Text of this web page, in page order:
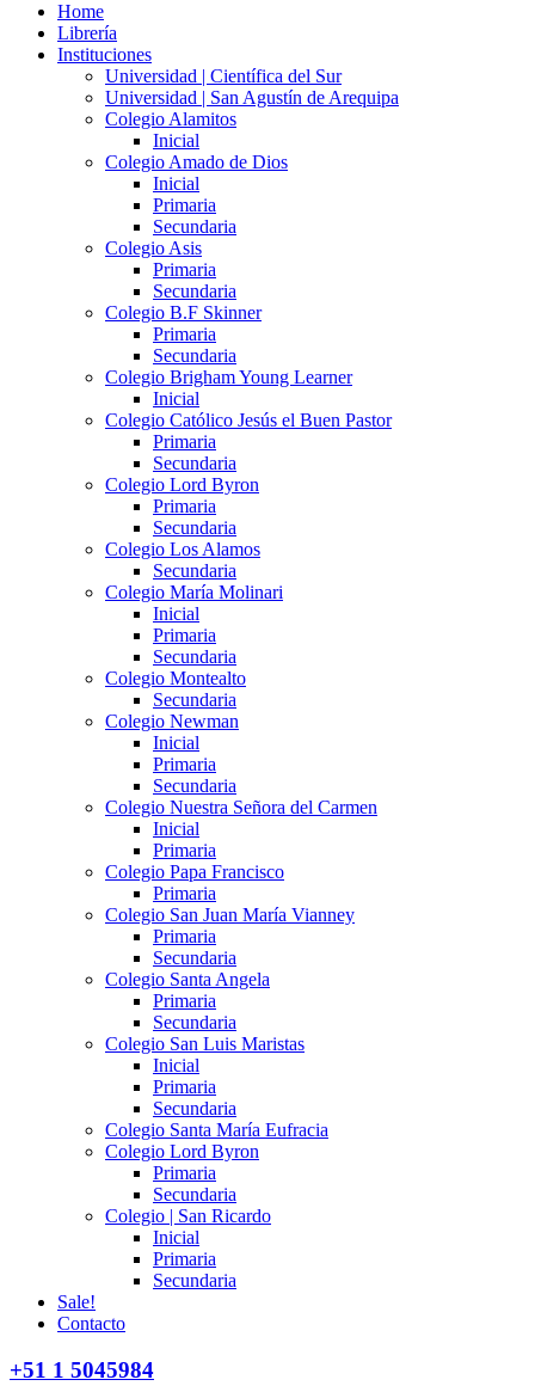
Home
Librería
Instituciones
Universidad | Científica del Sur
Universidad | San Agustín de Arequipa
Colegio Alamitos
Inicial
Colegio Amado de Dios
Inicial
Primaria
Secundaria
Colegio Asis
Primaria
Secundaria
Colegio B.F Skinner
Primaria
Secundaria
Colegio Brigham Young Learner
Inicial
Colegio Católico Jesús el Buen Pastor
Primaria
Secundaria
Colegio Lord Byron
Primaria
Secundaria
Colegio Los Alamos
Secundaria
Colegio María Molinari
Inicial
Primaria
Secundaria
Colegio Montealto
Secundaria
Colegio Newman
Inicial
Primaria
Secundaria
Colegio Nuestra Señora del Carmen
Inicial
Primaria
Colegio Papa Francisco
Primaria
Colegio San Juan María Vianney
Primaria
Secundaria
Colegio Santa Angela
Primaria
Secundaria
Colegio San Luis Maristas
Inicial
Primaria
Secundaria
Colegio Santa María Eufracia
Colegio Lord Byron
Primaria
Secundaria
Colegio | San Ricardo
Inicial
Primaria
Secundaria
Sale!
Contacto
+51 1 5045984